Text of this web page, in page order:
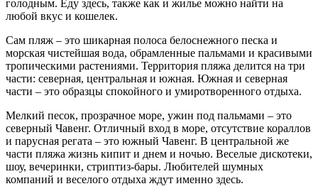
голодным. Еду здесь, также как и жилье можно найти на
любой вкус и кошелек.
Сам пляж – это шикарная полоса белоснежного песка и
морская чистейшая вода, обрамленные пальмами и красивыми
тропическими растениями. Территория пляжа делится на три
части: северная, центральная и южная. Южная и северная
части – это образцы спокойного и умиротворенного отдыха.
Мелкий песок, прозрачное море, ужин под пальмами – это
северный Чавенг. Отличный вход в море, отсутствие кораллов
и парусная регата – это южный Чавенг. В центральной же
части пляжа жизнь кипит и днем и ночью. Веселые дискотеки,
шоу, вечеринки, стриптиз-бары. Любителей шумных
компаний и веселого отдыха ждут именно здесь.